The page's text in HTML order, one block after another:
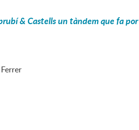
& Castells un tàndem que fa por